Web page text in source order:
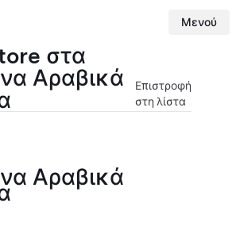
Μενού
στα
Αραβικά
Επιστροφή
στη λίστα
Αραβικά